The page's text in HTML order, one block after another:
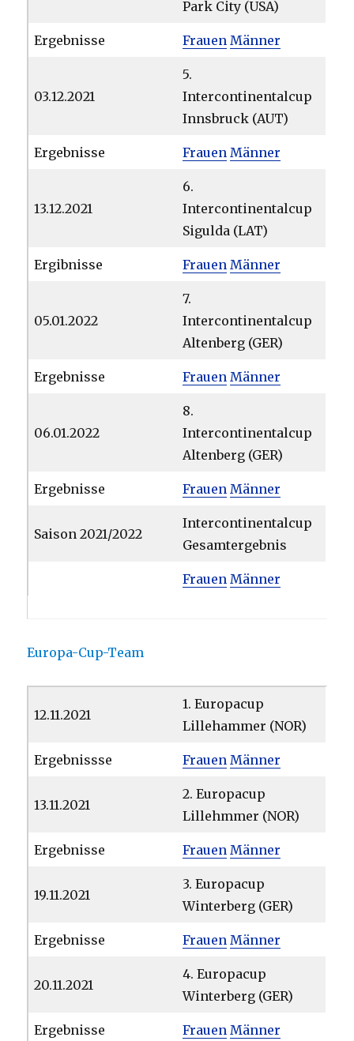
Park City (USA)
Ergebnisse Frauen Männer
03.12.2021
5.
Intercontinentalcup
Innsbruck (AUT)
Ergebnisse Frauen Männer
13.12.2021
6.
Intercontinentalcup
Sigulda (LAT)
Ergibnisse Frauen Männer
05.01.2022
7.
Intercontinentalcup
Altenberg (GER)
Ergebnisse Frauen Männer
06.01.2022
8.
Intercontinentalcup
Altenberg (GER)
Ergebnisse Frauen Männer
Saison 2021/2022
Intercontinentalcup
Gesamtergebnis
Frauen Männer
Europa-Cup-Team
12.11.2021
1. Europacup
Lillehammer (NOR)
Ergebnissse Frauen Männer
13.11.2021
2. Europacup
Lillehmmer (NOR)
Ergebnisse Frauen Männer
19.11.2021
3. Europacup
Winterberg (GER)
Ergebnisse Frauen Männer
20.11.2021
4. Europacup
Winterberg (GER)
Ergebnisse Frauen Männer